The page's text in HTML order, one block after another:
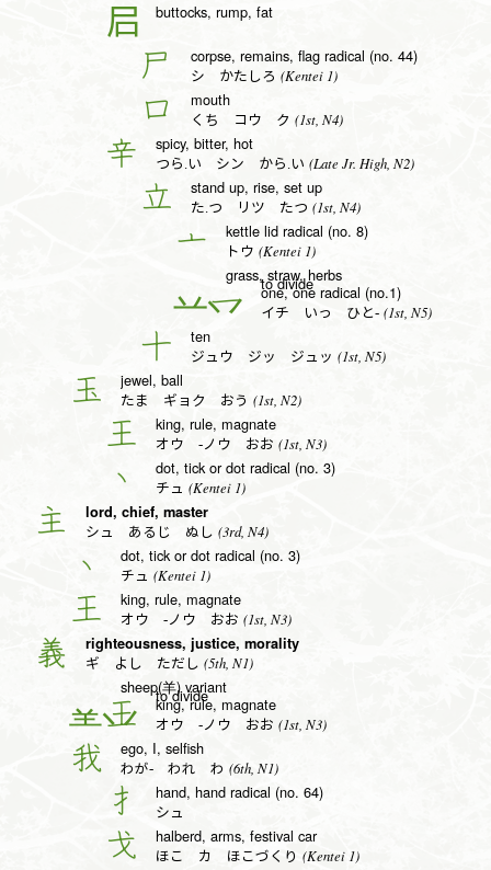
𡰪 buttocks, rump, fat
尸 corpse, remains, flag radical (no. 44)
シ かたしろ (Kentei 1)
口 mouth
くち コウ ク (1st, N4)
辛 spicy, bitter, hot
つら.い シン から.い (Late Jr. High, N2)
立 stand up, rise, set up
た.つ リツ たつ (1st, N4)
亠 kettle lid radical (no. 8)
トウ (Kentei 1)
grass, straw, herbs
to divide
一 one, one radical (no.1)
イチ いっ ひと- (1st, N5)
十 ten
ジュウ ジッ ジュッ (1st, N5)
玉 jewel, ball
たま ギョク おう (1st, N2)
王 king, rule, magnate
オウ -ノウ おお (1st, N3)
丶 dot, tick or dot radical (no. 3)
チュ (Kentei 1)
主 lord, chief, master
シュ あるじ ぬし (3rd, N4)
丶 dot, tick or dot radical (no. 3)
チュ (Kentei 1)
王 king, rule, magnate
オウ -ノウ おお (1st, N3)
義 righteousness, justice, morality
ギ よし ただし (5th, N1)
sheep(羊) variant
to divide
王 king, rule, magnate
オウ -ノウ おお (1st, N3)
我 ego, I, selfish
わが- われ わ (6th, N1)
扌 hand, hand radical (no. 64)
シュ
戈 halberd, arms, festival car
ほこ カ ほこづくり (Kentei 1)